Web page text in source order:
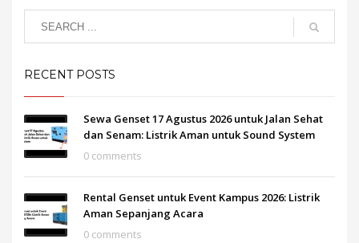
RECENT POSTS
Sewa Genset 17 Agustus 2026 untuk Jalan Sehat
dan Senam: Listrik Aman untuk Sound System
0 comments
Rental Genset untuk Event Kampus 2026: Listrik
Aman Sepanjang Acara
0 comments